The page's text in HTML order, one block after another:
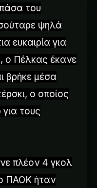
του
ψηλά
ευκαιρία για
ο Πέλκας έκανε
βρήκε μέσα
ο οποίος
τους
πλέον 4 γκολ
ΠΑΟΚ ήταν